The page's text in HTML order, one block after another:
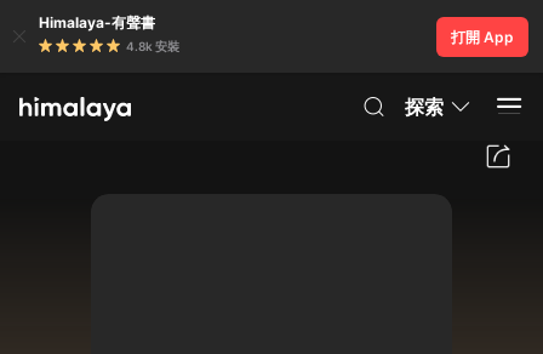
Himalaya-有聲書
4.8k 安裝
打開 App
探索